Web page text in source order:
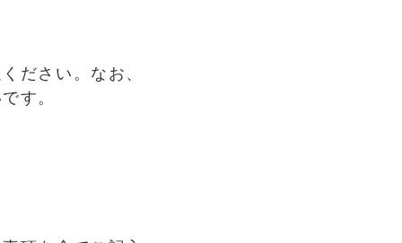
ださい。なお、
す。